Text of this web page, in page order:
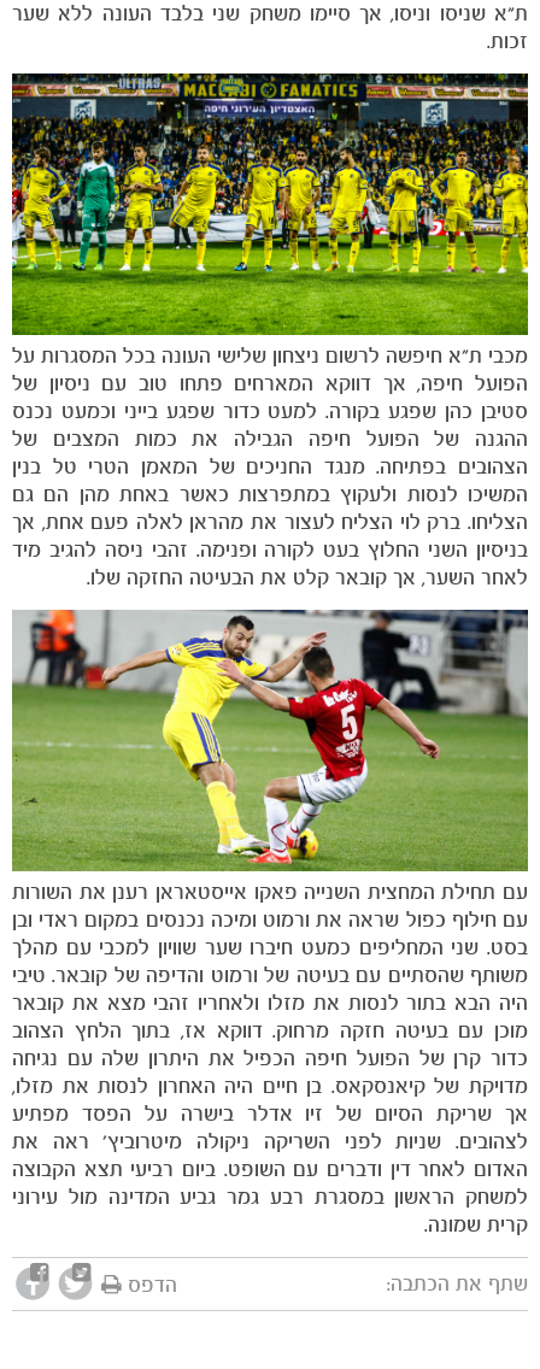
משחקים
ותוצאות
ת"א שניסו וניסו, אך סיימו משחק שני בלבד העונה ללא שער
זכות.
מכבי ת"א חיפשה לרשום ניצחון שלישי העונה בכל המסגרות על
הפועל חיפה, אך דווקא המארחים פתחו טוב עם ניסיון של
סטיבן כהן שפגע בקורה. למעט כדור שפגע בייני וכמעט נכנס
ההגנה של הפועל חיפה הגבילה את כמות המצבים של
הצהובים בפתיחה. מנגד החניכים של המאמן הטרי טל בנין
המשיכו לנסות ולעקוץ במתפרצות כאשר באחת מהן הם גם
הצליחו. ברק לוי הצליח לעצור את מהראן לאלה פעם אחת, אך
בניסיון השני החלוץ בעט לקורה ופנימה. זהבי ניסה להגיב מיד
לאחר השער, אך קובאר קלט את הבעיטה החזקה שלו.
עם תחילת המחצית השנייה פאקו אייסטאראן רענן את השורות
עם חילוף כפול שראה את ורמוט ומיכה נכנסים במקום ראדי ובן
בסט. שני המחליפים כמעט חיברו שער שוויון למכבי עם מהלך
משותף שהסתיים עם בעיטה של ורמוט והדיפה של קובאר. טיבי
היה הבא בתור לנסות את מזלו ולאחריו זהבי מצא את קובאר
מוכן עם בעיטה חזקה מרחוק. דווקא אז, בתוך הלחץ הצהוב
כדור קרן של הפועל חיפה הכפיל את היתרון שלה עם נגיחה
מדויקת של קיאנסקאס. בן חיים היה האחרון לנסות את מזלו,
אך שריקת הסיום של זיו אדלר בישרה על הפסד מפתיע
לצהובים. שניות לפני השריקה ניקולה מיטרוביץ' ראה את
האדום לאחר דין ודברים עם השופט. ביום רביעי תצא הקבוצה
למשחק הראשון במסגרת רבע גמר גביע המדינה מול עירוני
קרית שמונה.
שתף את הכתבה: הדפס